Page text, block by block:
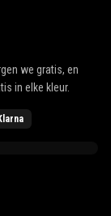
we gratis, en
in elke kleur.